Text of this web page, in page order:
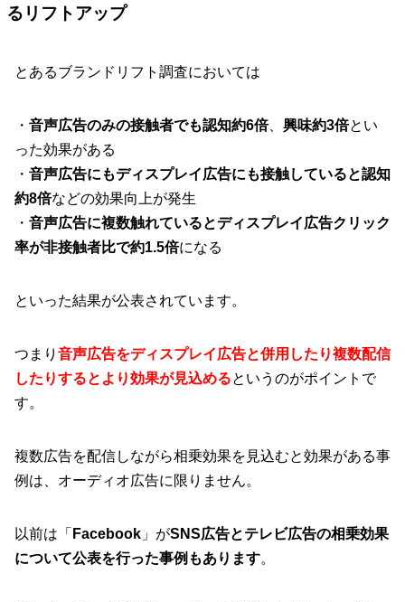
るリフトアップ
とあるブランドリフト調査においては
・ 音声広告のみの接触者でも認知約6倍、 興味約3倍とい
った効果がある
・ 音声広告にもディスプレイ広告にも接触していると認知
約8倍などの効果向上が発生
・ 音声広告に複数触れているとディスプレイ広告クリック
率が非接触者比で約1.5倍になる
といった結果が公表されています。
つまり 音声広告をディスプレイ広告と併用したり複数配信
したりするとより効果が見込めるというのがポイントで
す。
複数広告を配信しながら相乗効果を見込むと効果がある事
例は、オーディオ広告に限りません。
以前は「 Facebook 」がSNS広告とテレビ広告の相乗効果
について公表を行った事例もあります。